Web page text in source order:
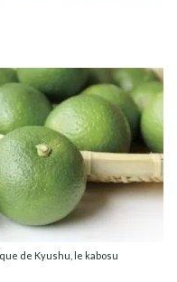
de Kyushu, le kabosu